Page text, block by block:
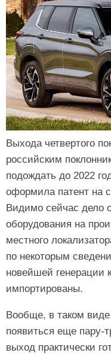
Выхода четвертого
российским
подождать до 2022
оформила патент на
Видимо сейчас дело
оборудования на
местного
по некоторым
новейшей генерации
импортированы.
Вообще, в таком
появиться еще пару-
выход практически